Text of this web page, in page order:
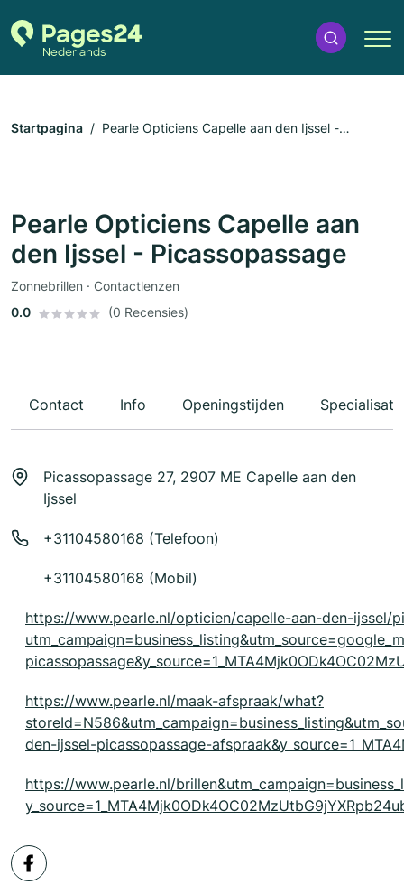
Startpagina
Pearle Opticiens Capelle aan den Ijssel -
Pearle Opticiens Capelle aan
den Ijssel - Picassopassage
Zonnebrillen · Contactlenzen
0.0
(0 Recensies)
Contact Info Openingstijden
Picassopassage 27, 2907 ME Capelle aan den
Ijssel
+31104580168 (Telefoon)
+31104580168 (Mobil)
https://www.pearle.nl/opticien/capelle-aan-den-ijssel/
https://www.pearle.nl/maak-afspraak/what?
den-ijssel-picassopassage-
https://www.pearle.nl/